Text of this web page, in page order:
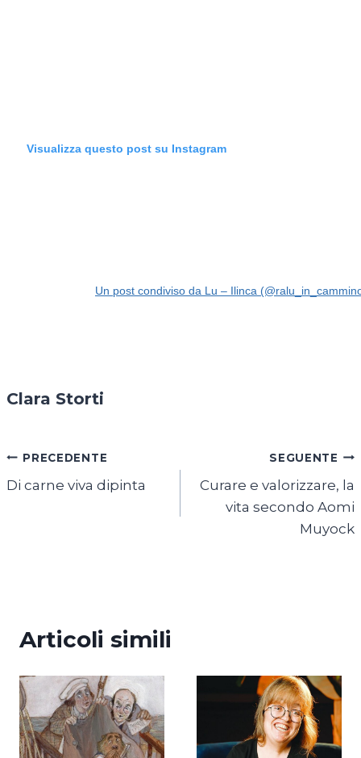
Visualizza questo post su Instagram
Un post condiviso da Lu – Ilinca
Clara Storti
Navigazione
articoli
PRECEDENTE
Di carne viva dipinta
SEGUENTE
Curare e valorizzare, la
vita secondo Aomi
Muyock
Articoli simili